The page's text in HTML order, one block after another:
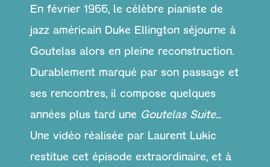
En février 1966, le célèbre pianiste de
jazz américain Duke Ellington séjourne à
Goutelas alors en pleine reconstruction.
Durablement marqué par son passage et
ses rencontres, il compose quelques
années plus tard une Goutelas Suite...
Une vidéo réalisée par Laurent Lukic
restitue cet épisode extraordinaire, et à